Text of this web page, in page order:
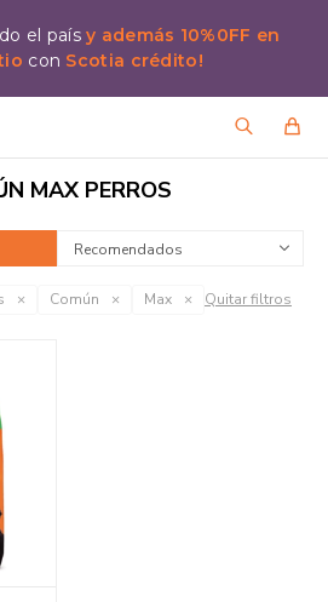
el paísy además 10%0FF en
con Scotia crédito!
MAX PERROS
Recomendados
Común Max Quitar filtros